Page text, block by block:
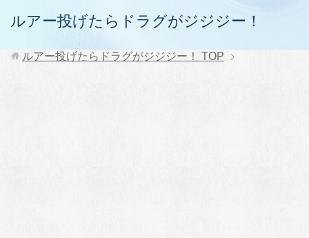
ルアー投げたらドラグがジジジー！
ルアー投げたらドラグがジジジー！ TOP